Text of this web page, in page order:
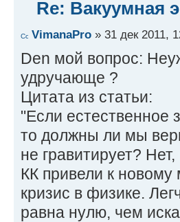
Re: Вакуумная
VimanaPro » 31 дек 2011,
Den мой вопрос:
удручающе ?
Цитата из статьи:
"Если естественное
то должны ли мы
не гравитирует?
КК привели к
кризис в физике.
равна нулю, чем